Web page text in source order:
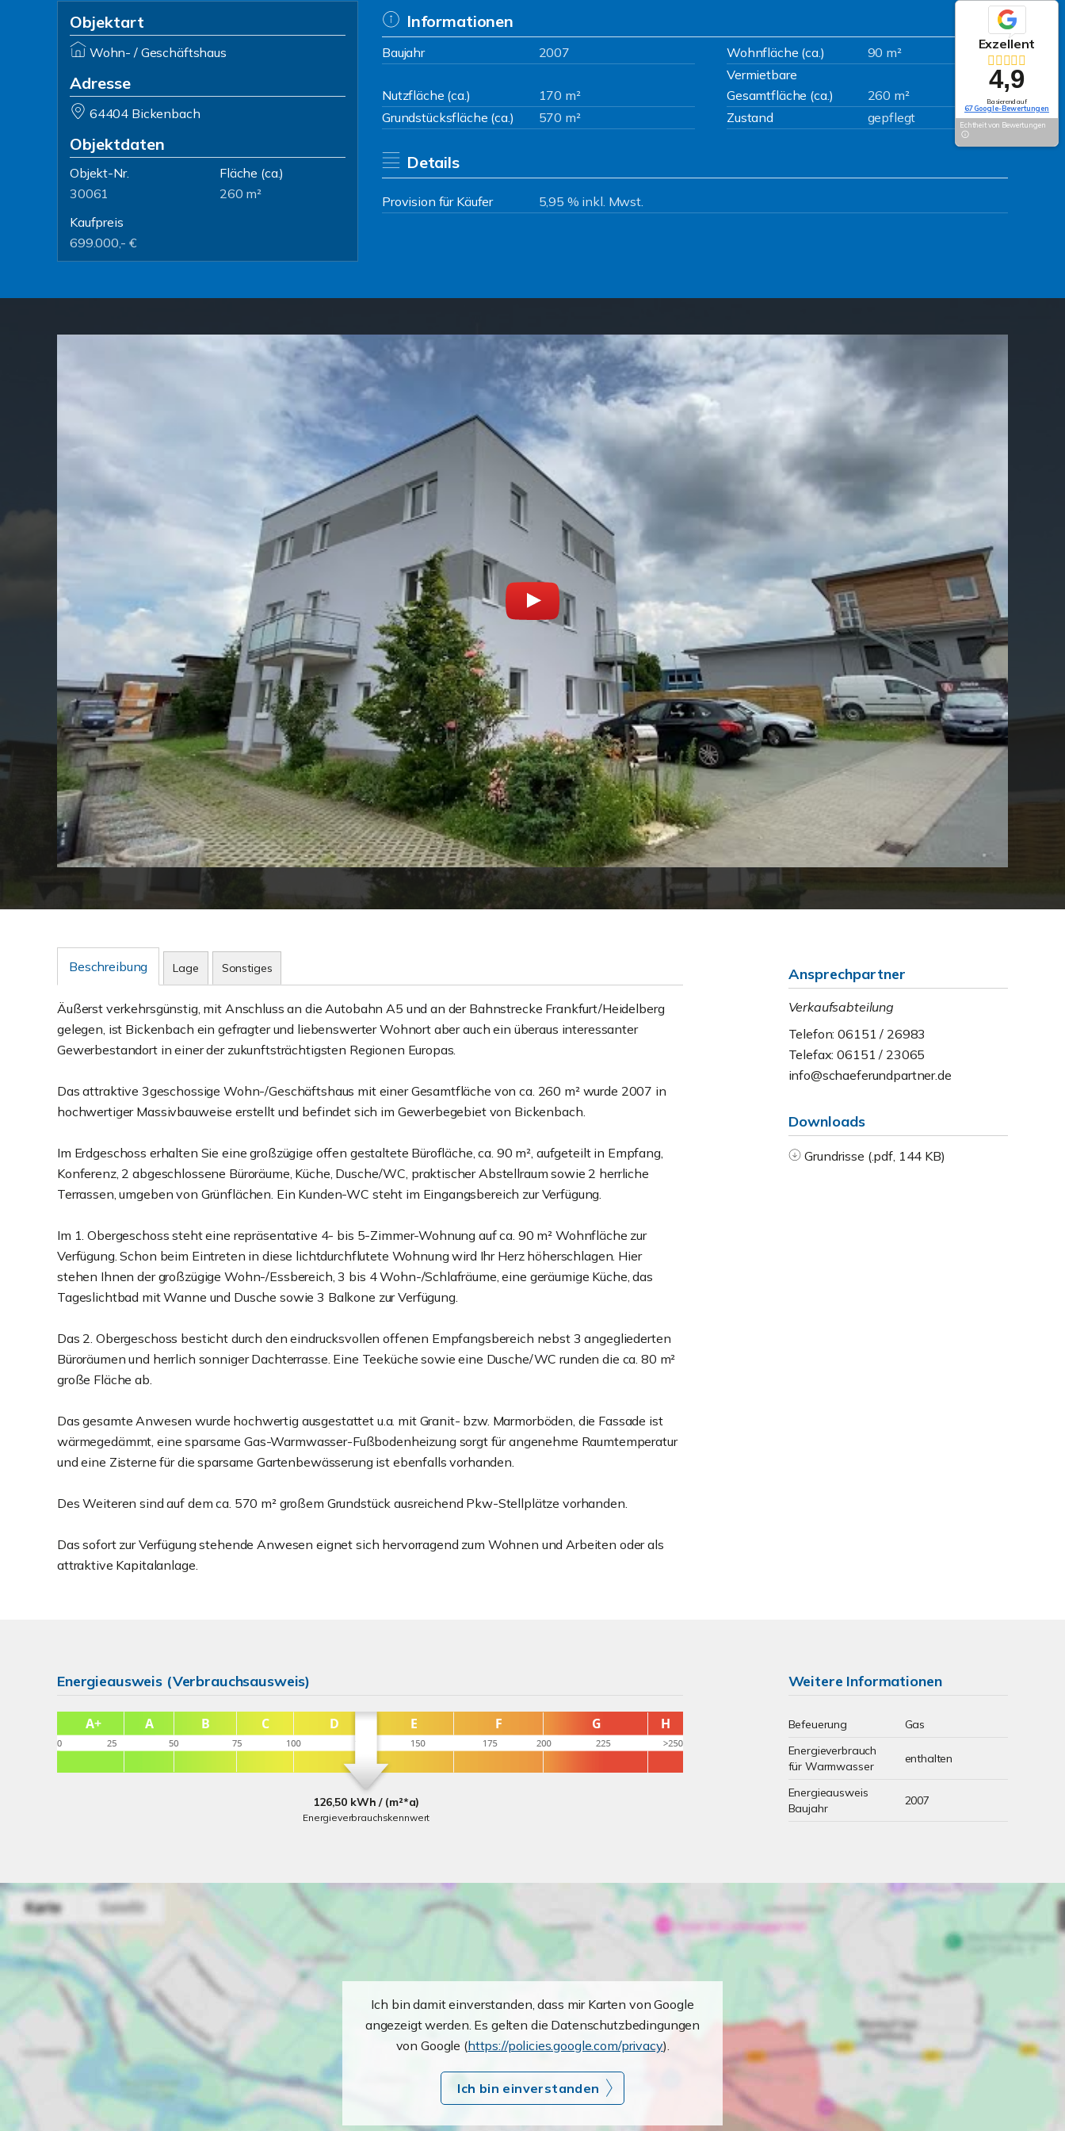
Objektart
Wohn- / Geschäftshaus
Adresse
64404 Bickenbach
Objektdaten
Objekt-Nr.
30061
Fläche (ca.)
260 m²
Kaufpreis
699.000,- €
Informationen
Baujahr 2007 Wohnfläche (ca.) 90 m²
Nutzfläche (ca.) 170 m²
Vermietbare
Gesamtfläche (ca.)
260 m²
Grundstücksfläche (ca.)
570 m² Zustand gepflegt
Details
Provision für Käufer 5,95 % inkl. Mwst.
Beschreibung Lage Sonstiges
Äußerst verkehrsgünstig, mit Anschluss an die Autobahn A5 und an der Bahnstrecke Frankfurt/Heidelberg
gelegen, ist Bickenbach ein gefragter und liebenswerter Wohnort aber auch ein überaus interessanter
Gewerbestandort in einer der zukunftsträchtigsten Regionen Europas.
Das attraktive 3geschossige Wohn-/Geschäftshaus mit einer Gesamtfläche von ca. 260 m² wurde 2007 in
hochwertiger Massivbauweise erstellt und befindet sich im Gewerbegebiet von Bickenbach.
Im Erdgeschoss erhalten Sie eine großzügige offen gestaltete Bürofläche, ca. 90 m², aufgeteilt in Empfang,
Konferenz, 2 abgeschlossene Büroräume, Küche, Dusche/WC, praktischer Abstellraum sowie 2 herrliche
Terrassen, umgeben von Grünflächen. Ein Kunden-WC steht im Eingangsbereich zur Verfügung.
Im 1. Obergeschoss steht eine repräsentative 4- bis 5-Zimmer-Wohnung auf ca. 90 m² Wohnfläche zur
Verfügung. Schon beim Eintreten in diese lichtdurchflutete Wohnung wird Ihr Herz höherschlagen. Hier
stehen Ihnen der großzügige Wohn-/Essbereich, 3 bis 4 Wohn-/Schlafräume, eine geräumige Küche, das
Tageslichtbad mit Wanne und Dusche sowie 3 Balkone zur Verfügung.
Das 2. Obergeschoss besticht durch den eindrucksvollen offenen Empfangsbereich nebst 3 angegliederten
Büroräumen und herrlich sonniger Dachterrasse. Eine Teeküche sowie eine Dusche/WC runden die ca. 80 m²
große Fläche ab.
Das gesamte Anwesen wurde hochwertig ausgestattet u.a. mit Granit- bzw. Marmorböden, die Fassade ist
wärmegedämmt, eine sparsame Gas-Warmwasser-Fußbodenheizung sorgt für angenehme Raumtemperatur
und eine Zisterne für die sparsame Gartenbewässerung ist ebenfalls vorhanden.
Des Weiteren sind auf dem ca. 570 m² großem Grundstück ausreichend Pkw-Stellplätze vorhanden.
Das sofort zur Verfügung stehende Anwesen eignet sich hervorragend zum Wohnen und Arbeiten oder als
attraktive Kapitalanlage.
Ansprechpartner
Verkaufsabteilung
Telefon: 06151 / 26983
Telefax: 06151 / 23065
info@schaeferundpartner.de
Downloads
Grundrisse (.pdf, 144 KB)
Energieausweis (Verbrauchsausweis)
126,50 kWh / (m²*a)
Energieverbrauchskennwert
Weitere Informationen
Befeuerung
Gas
Energieverbrauch
für Warmwasser
enthalten
Energieausweis
Baujahr
2007
Ich bin damit einverstanden, dass mir Karten von Google
angezeigt werden. Es gelten die Datenschutzbedingungen
von Google (https://policies.google.com/privacy).
Ich bin einverstanden
Exzellent
4,9
Basierend auf
67 Google-Bewertungen
Echtheit von Bewertungen